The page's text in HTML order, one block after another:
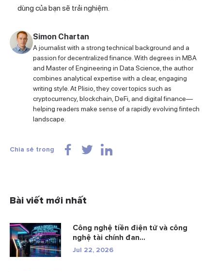
dùng của bạn sẽ trải nghiệm.
Simon Chartan
A journalist with a strong technical background and a
passion for decentralized finance. With degrees in MBA
and Master of Engineering in Data Science, the author
combines analytical expertise with a clear, engaging
writing style. At Plisio, they cover topics such as
cryptocurrency, blockchain, DeFi, and digital finance—
helping readers make sense of a rapidly evolving fintech
landscape.
Chia sẻ trong
Bài viết mới nhất
Công nghệ tiền điện tử và công
nghệ tài chính đan...
Jul 22, 2026